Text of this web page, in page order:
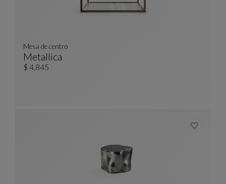
Metallica
Mesa De Centro
Ver Descripción Completa
Mesa de centro
$ 4,845